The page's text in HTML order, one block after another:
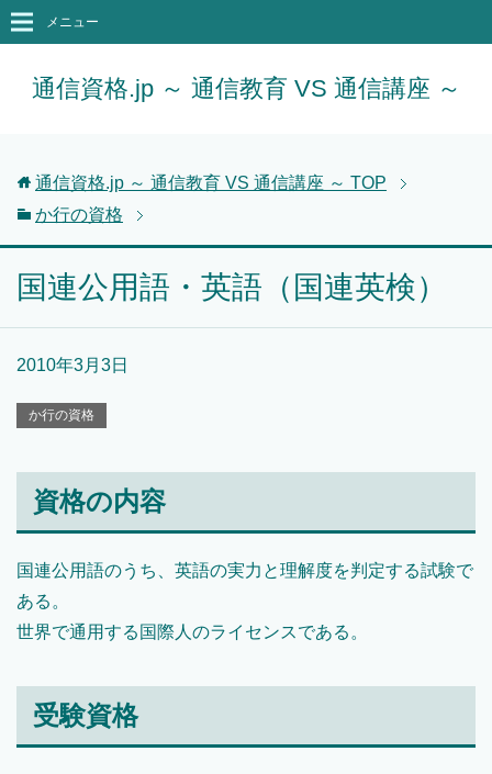
通信資格.jp ～ 通信教育 VS 通信講座 ～
メニュー
通信資格.jp ～ 通信教育 VS 通信講座 ～ TOP
か行の資格
国連公用語・英語（国連英検）
2010年3月3日
か行の資格
資格の内容
国連公用語のうち、英語の実力と理解度を判定する試験で
ある。
世界で通用する国際人のライセンスである。
受験資格